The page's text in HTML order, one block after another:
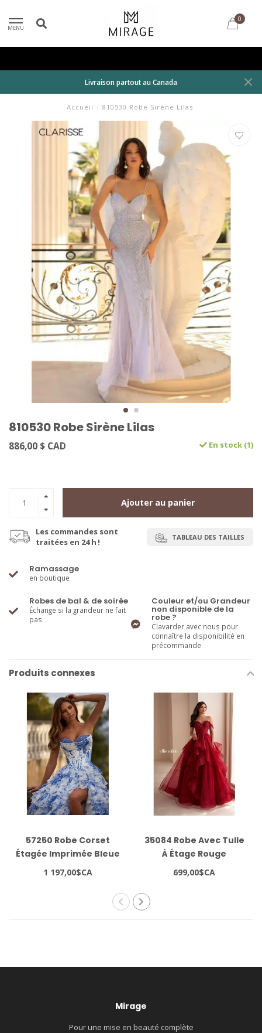
MENU
0
Livraison partout au Canada
Accueil / 810530 Robe Sirène Lilas
810530 Robe Sirène Lilas
886,00 $ CAD En stock (1)
Ajouter au panier
Les commandes sont
traitées en 24 h !
TABLEAU DES TAILLES
Ramassage
en boutique
Robes de bal & de soirée
Échange si la grandeur ne fait
pas
Couleur et/ou Grandeur
non disponible de la
robe ?
Clavarder avec nous pour
connaître la disponibilité en
précommande
Produits connexes
57250 Robe Corset
Étagée Imprimée Bleue
1 197,00$CA
35084 Robe Avec Tulle
À Étage Rouge
699,00$CA
Mirage
Pour une mise en beauté complète